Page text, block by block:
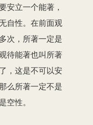
安立一个能著，
自性。在前面观
次，所著一定是
待能著也叫所著
，这是不可以安
么所著一定不是
空性。